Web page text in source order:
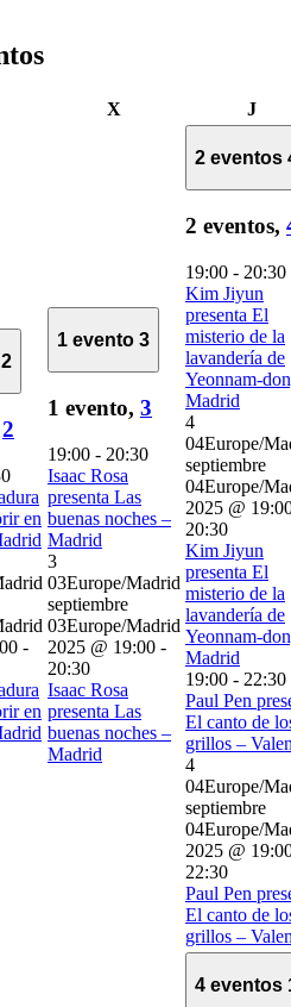
X J
2
2
en
-
en
1 evento 3
1 evento, 3
19:00 - 20:30
Isaac Rosa
presenta Las
buenas noches –
Madrid
3
03Europe/Madrid
septiembre
03Europe/Madrid
2025 @ 19:00 -
20:30
Isaac Rosa
presenta Las
buenas noches –
Madrid
2 eventos
2 eventos,
19:00 - 20:30
Kim Jiyun
presenta El
misterio de la
lavandería de
Yeonnam-
Madrid
4
04Europe/
septiembre
04Europe/
2025 @
20:30
Kim Jiyun
presenta El
misterio de la
lavandería de
Yeonnam-
Madrid
19:00 - 22:30
Paul Pen
El canto de
grillos –
4
04Europe/
septiembre
04Europe/
2025 @
22:30
Paul Pen
El canto de
grillos –
4 eventos